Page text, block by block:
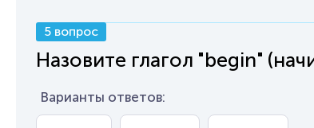
5 вопрос
Назовите глагол "begin"
Варианты ответов: